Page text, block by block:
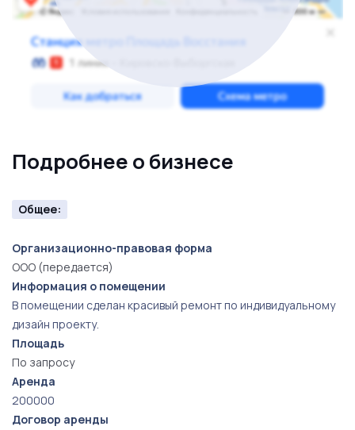
социальных сетях. По всем интересующим вопросам
звоните!
Подробнее о бизнесе
Общее:
Организационно-правовая форма
ООО (передается)
Информация о помещении
В помещении сделан красивый ремонт по индивидуальному
дизайн проекту.
Площадь
По запросу
Аренда
200000
Договор аренды